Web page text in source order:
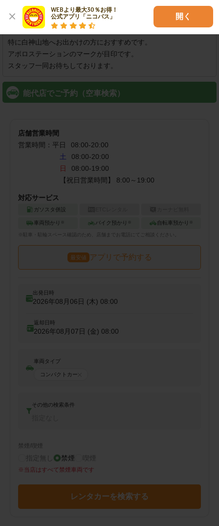
WEBより最大30％お得！
公式アプリ「ニコパス」
開く
店舗紹介
能代駅近く、出張・旅行に便利です。
特に白神山地へお出かけの方におすすめです。
アポロステーションのマークが目印です。
スタッフ一同お待ちしております。
能代店でご予約（空車検索）
店舗営業時間
営業時間： 平日 08:00-20:00
土
08:00-20:00
日
08:00-19:00
対応サービス
ガソスタ併設
車両預かり ※ バイク預かり ※ 自転車預かり ※
※ 駐車・駐輪 スペース確認のため、店舗までお電話にてご相談ください。
最安値 アプリで予約する
出発日時
2026年08月06日 (木) 08:00
返却日時
2026年08月07日 (金) 08:00
車両タイプ
コンパクトカー
その他の検索条件
禁煙/喫煙
指定無し 禁煙 喫煙
※ 当店はすべて禁煙車両です
レンタカーを検索する